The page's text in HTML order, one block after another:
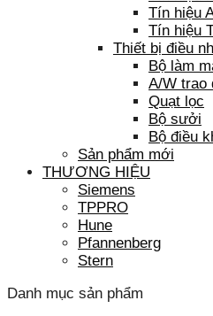
Tín hiệu
Tín hiệu
Thiết bị điều
Bộ làm
A/W trao
Quạt lọc
Bộ sưởi
Bộ điều
Sản phẩm mới
THƯƠNG HIỆU
Siemens
TPPRO
Hune
Pfannenberg
Stern
Danh mục sản phẩm